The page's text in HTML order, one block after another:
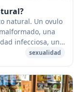
natural. Un ovulo
una
infecciosa, un
sexualidad